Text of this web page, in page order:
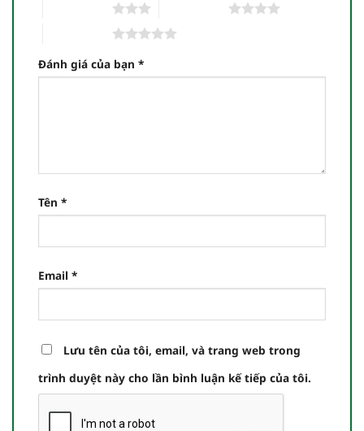
Đánh giá của bạn *
Tên *
Email *
Lưu tên của tôi, email, và trang web trong
trình duyệt này cho lần bình luận kế tiếp của tôi.